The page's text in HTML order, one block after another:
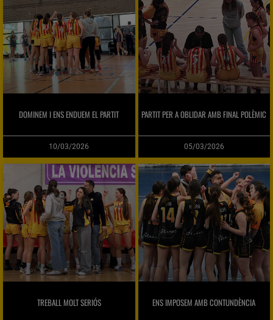
DOMINEM I ENS ENDUEM EL PARTIT
10/03/2026
PARTIT PER A OBLIDAR AMB FINAL POLÈMIC
05/03/2026
TREBALL MOLT SERIÓS ENS IMPOSEM AMB CONTUNDÈNCIA